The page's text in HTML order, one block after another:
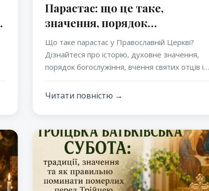
Парастас: що це таке,
значення, порядок
богослужіння та вчення
Православної Церкви
Що таке парастас у Православній Церкві?
Дізнайтеся про історію, духовне значення,
порядок богослужіння, вчення святих отців і
православного християнина.
Читати повністю →